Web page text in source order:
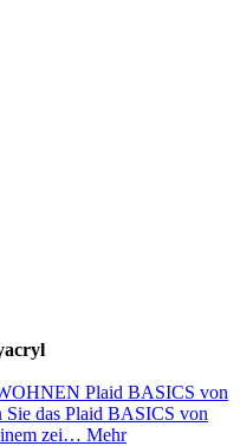
Plaid BASICS von
das Plaid BASICS von
zei… Mehr